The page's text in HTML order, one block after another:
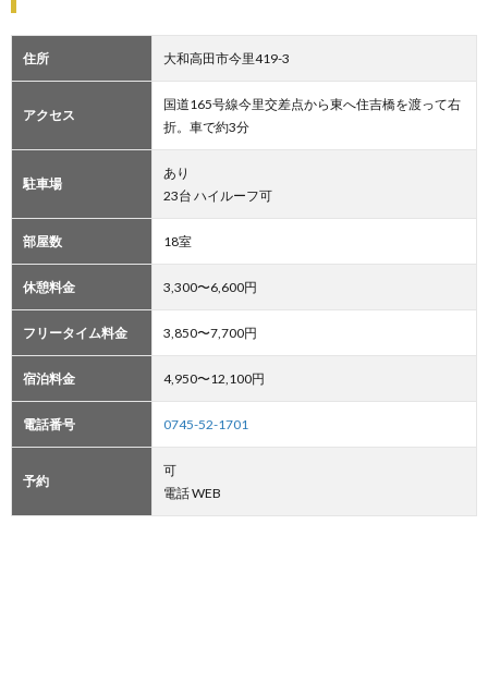
住所 大和高田市今里419-3
アクセス
国道165号線今里交差点から東へ住吉橋を渡って右
折。車で約3分
駐車場
あり
23台 ハイルーフ可
部屋数 18室
休憩料金 3,300〜6,600円
フリータイム料金 3,850〜7,700円
宿泊料金 4,950〜12,100円
電話番号 0745-52-1701
予約
可
電話 WEB